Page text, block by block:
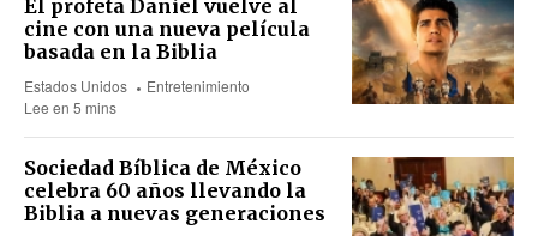
El profeta Daniel vuelve al
cine con una nueva película
basada en la Biblia
Estados Unidos
Entretenimiento
Lee en 5 mins
Sociedad Bíblica de México
celebra 60 años llevando la
Biblia a nuevas generaciones